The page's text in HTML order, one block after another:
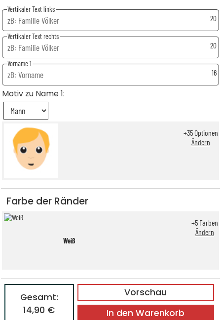
Vertikaler Text links
20
Vertikaler Text rechts
20
Vorname 1
16
Motiv zu Name 1:
+35Optionen
Ändern
Farbe der Ränder
Weiß
+5 Farben
Ändern
Vorschau
Gesamt:
14,90 €
In den Warenkorb